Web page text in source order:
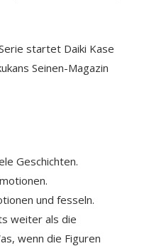
startet Daiki Kase
Seinen-Magazin
Geschichten.
und fesseln.
weiter als die
wenn die Figuren